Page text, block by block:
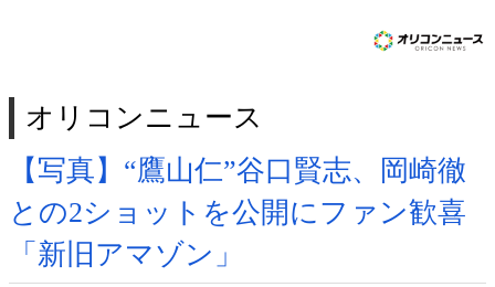
オリコンニュース
【写真】“鷹山仁”谷口賢志、岡崎徹
との2ショットを公開にファン歓喜
「新旧アマゾン」